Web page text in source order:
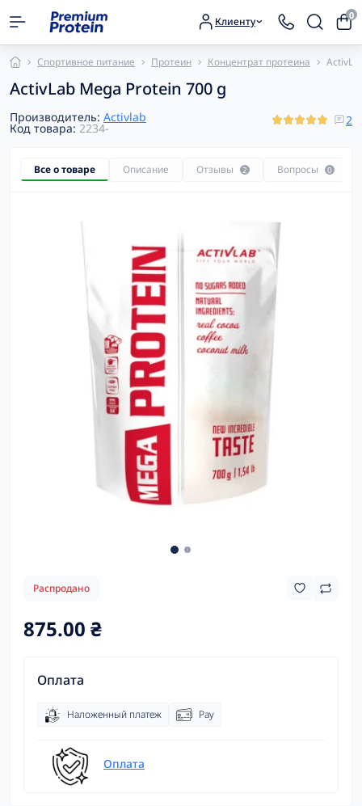
Клиенту 0
Спортивное питание Протеин Концентрат протеина
ActivLab Mega Protein 700 g
Производитель: Activlab
Код товара: 2234-
2
Все о товаре Описание Отзывы 2 Вопросы 0
Распродано
875.00 ₴
Оплата
Наложенный платеж Pay
Оплата